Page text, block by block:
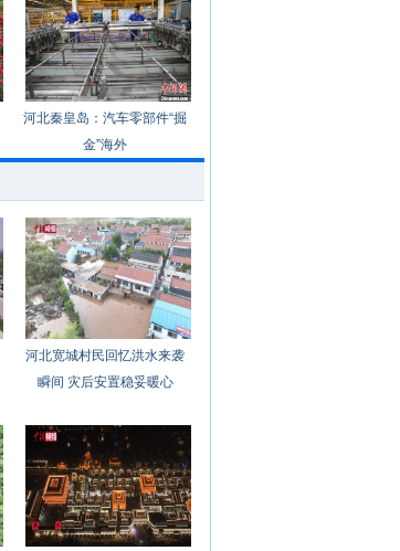
河北秦皇岛：汽车零部件“掘
金”海外
河北宽城村民回忆洪水来袭
瞬间 灾后安置稳妥暖心